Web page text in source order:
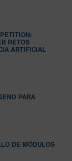
RETOS
ARTIFICIAL
PARA
DE MÓDULOS